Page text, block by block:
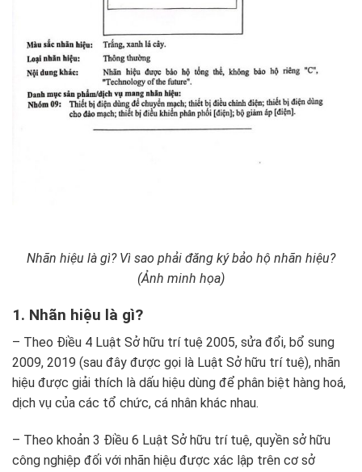
Nhãn hiệu là gì? Vì sao phải đăng ký bảo hộ nhãn hiệu?
(Ảnh minh họa)
1. Nhãn hiệu là gì?
– Theo Điều 4 Luật Sở hữu trí tuệ 2005, sửa đổi, bổ sung
2009, 2019 (sau đây được gọi là Luật Sở hữu trí tuệ), nhãn
hiệu được giải thích là dấu hiệu dùng để phân biệt hàng hoá,
dịch vụ của các tổ chức, cá nhân khác nhau.
– Theo khoản 3 Điều 6 Luật Sở hữu trí tuệ, quyền sở hữu
công nghiệp đối với nhãn hiệu được xác lập trên cơ sở